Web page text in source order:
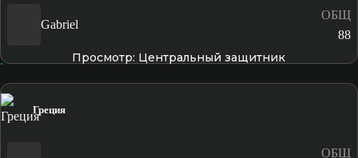
Gabriel
ОБЩ
88
Просмотр: Центральный защитник
Греция
ОБЩ